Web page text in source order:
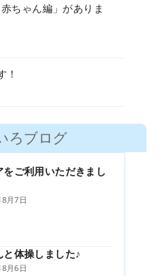
ちゃん編」がありま
！
ろブログ
月7日
をご利用いただきまし
月6日
と体操しました♪